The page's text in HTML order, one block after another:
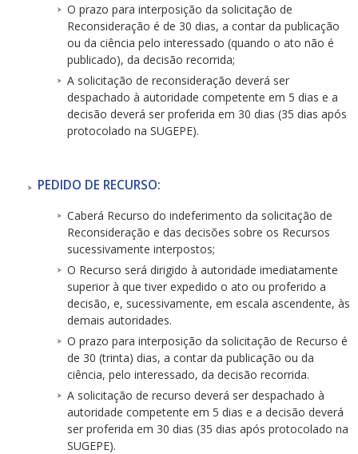
O prazo para interposição da solicitação de
Reconsideração é de 30 dias, a contar da publicação
ou da ciência pelo interessado (quando o ato não é
publicado), da decisão recorrida;
A solicitação de reconsideração deverá ser
despachado à autoridade competente em 5 dias e a
decisão deverá ser proferida em 30 dias (35 dias após
protocolado na SUGEPE).
PEDIDO DE RECURSO:
Caberá Recurso do indeferimento da solicitação de
Reconsideração e das decisões sobre os Recursos
sucessivamente interpostos;
O Recurso será dirigido à autoridade imediatamente
superior à que tiver expedido o ato ou proferido a
decisão, e, sucessivamente, em escala ascendente, às
demais autoridades.
O prazo para interposição da solicitação de Recurso é
de 30 (trinta) dias, a contar da publicação ou da
ciência, pelo interessado, da decisão recorrida.
A solicitação de recurso deverá ser despachado à
autoridade competente em 5 dias e a decisão deverá
ser proferida em 30 dias (35 dias após protocolado na
SUGEPE).